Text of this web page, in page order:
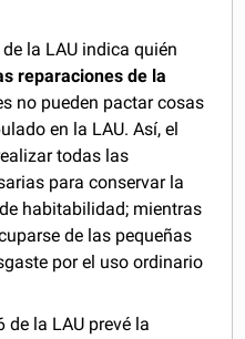
la LAU indica quién
reparaciones de la
no pueden pactar cosas
en la LAU. Así, el
todas las
para conservar la
habitabilidad; mientras
de las pequeñas
por el uso ordinario
de la LAU prevé la